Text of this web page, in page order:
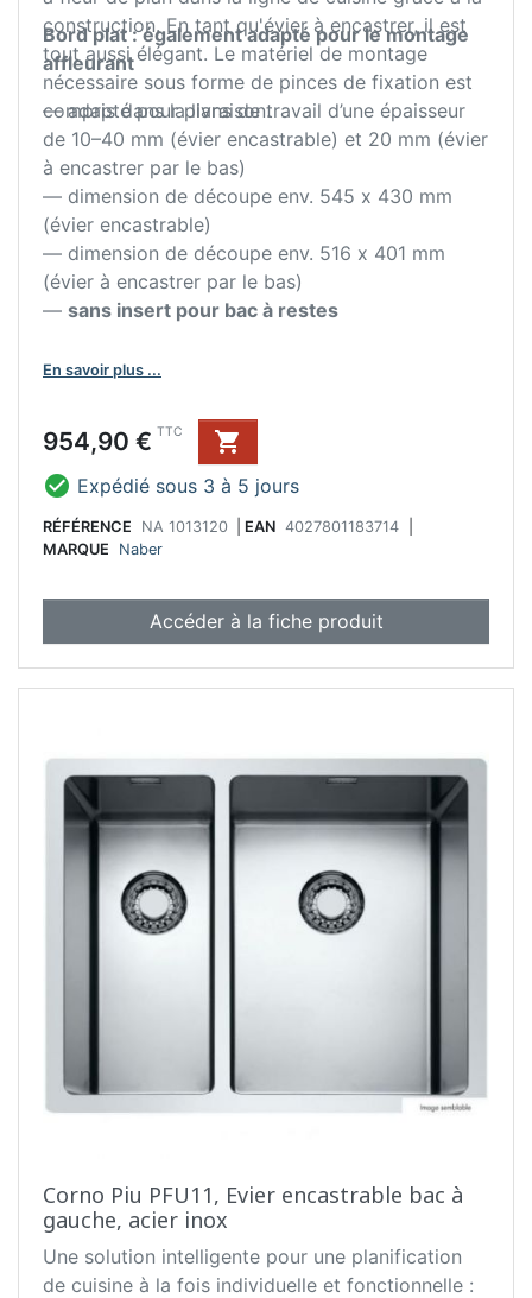
construction. En tant qu'évier à encastrer, il est
tout aussi élégant. Le matériel de montage
nécessaire sous forme de pinces de fixation est
compris dans la livraison.
Bord plat : également adapté pour le montage
affleurant
— adapté pour plans de travail d’une épaisseur
de 10–40 mm (évier encastrable) et 20 mm (évier
à encastrer par le bas)
— dimension de découpe env. 545 x 430 mm
(évier encastrable)
— dimension de découpe env. 516 x 401 mm
(évier à encastrer par le bas)
— sans insert pour bac à restes
En savoir plus ...
Prix
954,90 € TTC

 Expédié sous 3 à 5 jours
RÉFÉRENCE NA 1013120 EAN 4027801183714
MARQUE
Naber
Accéder à la fiche produit
Corno Piu PFU11, Evier encastrable bac à
gauche, acier inox
Une solution intelligente pour une planification
de cuisine à la fois individuelle et fonctionnelle :